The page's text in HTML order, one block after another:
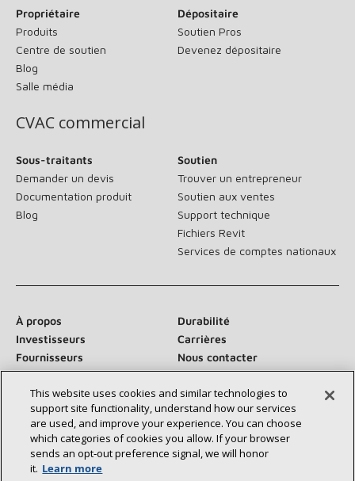
Propriétaire
Produits
Centre de soutien
Blog
Salle média
Dépositaire
Soutien Pros
Devenez dépositaire
CVAC commercial
Sous-traitants
Demander un devis
Documentation produit
Blog
Soutien
Trouver un entrepreneur
Soutien aux ventes
Support technique
Fichiers Revit
Services de comptes nationaux
À propos
Durabilité
Investisseurs
Carrières
Fournisseurs
Nous contacter
Salle de presse
Communiquez avec nous :
This website uses cookies and similar technologies to
support site functionality, understand how our services
are used, and improve your experience. You can choose
which categories of cookies you allow. If your browser
sends an opt‑out preference signal, we will honor
it. Learn more